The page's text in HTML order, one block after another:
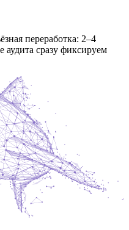
переработка: 2–4
аудита сразу фиксируем